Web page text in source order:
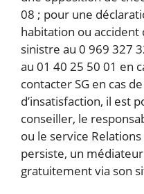
08 ; pour une
habitation ou accident
sinistre au 0 969 327
au 01 40 25 50 01 en
contacter SG en cas
d’insatisfaction, il est
conseiller, le
ou le service
persiste, un
gratuitement via son